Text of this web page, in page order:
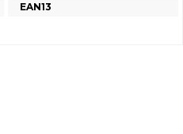
EAN13